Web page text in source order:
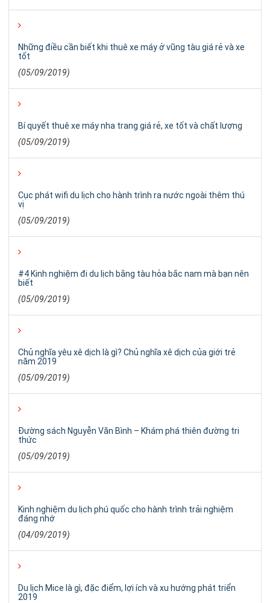
Những điều cần biết khi thuê xe máy ở vũng tàu giá rẻ và xe
tốt
(05/09/2019)
Bí quyết thuê xe máy nha trang giá rẻ, xe tốt và chất lượng
(05/09/2019)
Cục phát wifi du lịch cho hành trình ra nước ngoài thêm thú
vị
(05/09/2019)
#4 Kinh nghiệm đi du lịch bằng tàu hỏa bắc nam mà bạn nên
biết
(05/09/2019)
Chủ nghĩa yêu xê dịch là gì? Chủ nghĩa xê dịch của giới trẻ
năm 2019
(05/09/2019)
Đường sách Nguyễn Văn Bình – Khám phá thiên đường tri
thức
(05/09/2019)
Kinh nghiệm du lịch phú quốc cho hành trình trải nghiệm
đáng nhớ
(04/09/2019)
Du lịch Mice là gì, đặc điểm, lợi ích và xu hướng phát triển
2019